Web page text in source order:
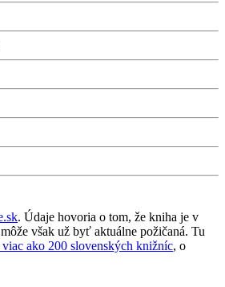
. Údaje hovoria o tom, že kniha je v
však už byť aktuálne požičaná. Tu
ako 200 slovenských knižníc, o